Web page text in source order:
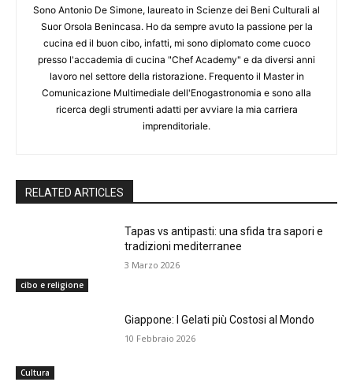
Sono Antonio De Simone, laureato in Scienze dei Beni Culturali al
Suor Orsola Benincasa. Ho da sempre avuto la passione per la
cucina ed il buon cibo, infatti, mi sono diplomato come cuoco
presso l'accademia di cucina "Chef Academy" e da diversi anni
lavoro nel settore della ristorazione. Frequento il Master in
Comunicazione Multimediale dell'Enogastronomia e sono alla
ricerca degli strumenti adatti per avviare la mia carriera
imprenditoriale.
RELATED ARTICLES
cibo e religione
Tapas vs antipasti: una sfida tra sapori e
tradizioni mediterranee
3 Marzo 2026
Cultura
Giappone: I Gelati più Costosi al Mondo
10 Febbraio 2026